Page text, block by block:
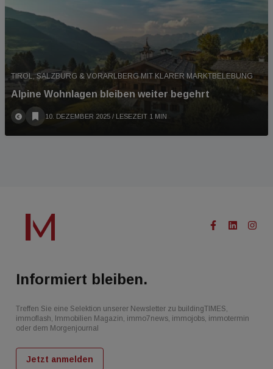
TIROL, SALZBURG & VORARLBERG MIT KLARER MARKTBELEBUNG
Alpine Wohnlagen bleiben weiter begehrt
10. DEZEMBER 2025 / LESEZEIT 1 MIN
Informiert bleiben.
Treffen Sie eine Selektion unserer Newsletter zu buildingTIMES,
immoflash, Immobilien Magazin, immo7news, immojobs, immotermin
oder dem Morgenjournal
Jetzt anmelden